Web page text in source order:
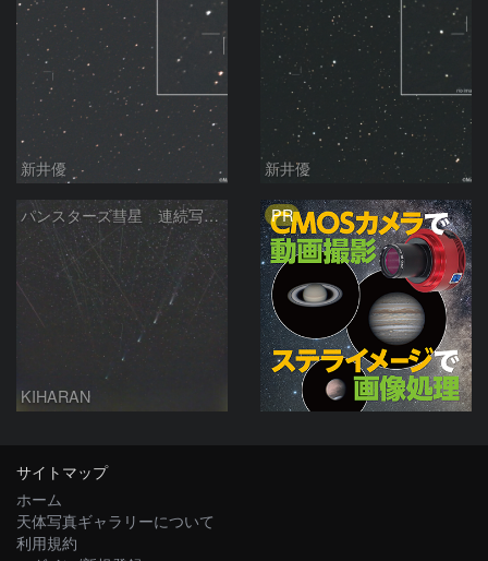
新井優 新井優
パンスターズ彗星 連続写真 再処理
KIHARAN
PR
サイトマップ
ホーム
天体写真ギャラリーについて
利用規約